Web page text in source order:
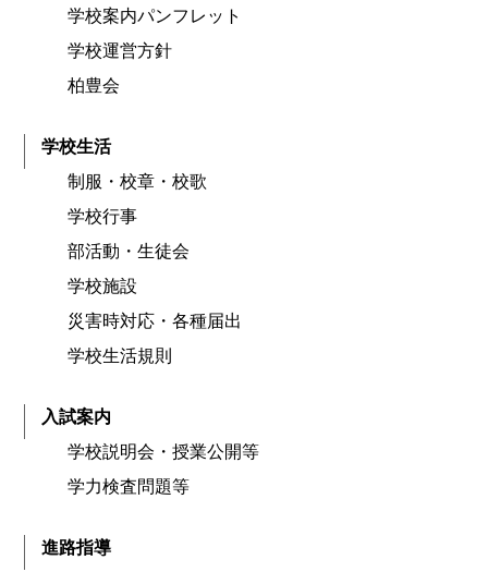
学校案内パンフレット
学校運営方針
柏豊会
学校生活
制服・校章・校歌
学校行事
部活動・生徒会
学校施設
災害時対応・各種届出
学校生活規則
入試案内
学校説明会・授業公開等
学力検査問題等
進路指導